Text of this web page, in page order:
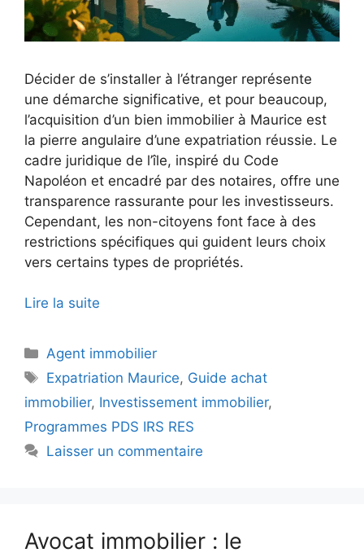
Décider de s’installer à l’étranger représente
une démarche significative, et pour beaucoup,
l’acquisition d’un bien immobilier à Maurice est
la pierre angulaire d’une expatriation réussie. Le
cadre juridique de l’île, inspiré du Code
Napoléon et encadré par des notaires, offre une
transparence rassurante pour les investisseurs.
Cependant, les non-citoyens font face à des
restrictions spécifiques qui guident leurs choix
vers certains types de propriétés.
Lire la suite
Catégories
Agent immobilier
Étiquettes
Expatriation Maurice, Guide achat
immobilier, Investissement immobilier,
Programmes PDS IRS RES
Laisser un commentaire
Avocat immobilier : le